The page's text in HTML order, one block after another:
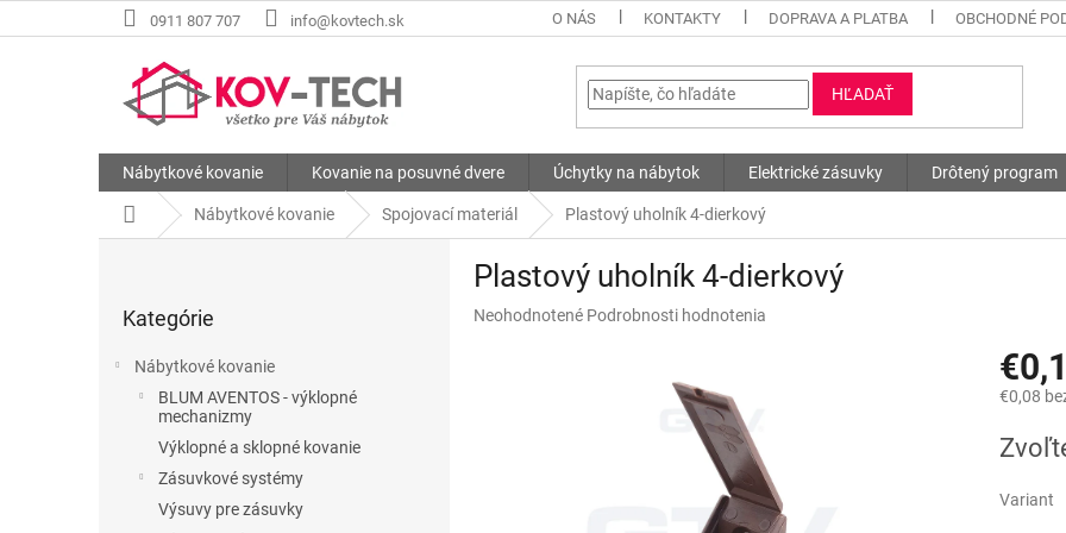
na
0911 807 707 info@kovtech.sk O NÁS KONTAKTY DOPRAVA A PLATBA OBCHODNÉ
HĽADAŤ
Nábytkové kovanie Kovanie na posuvné dvere Úchytky na nábytok Elektrické zásuvky Drôtený program
DomovNábytkové kovanie Spojovací materiál Plastový uholník 4-dierkový
kategórie
Kategórie
Nábytkové kovanie
BLUM AVENTOS - výklopné
mechanizmy
Výklopné a sklopné kovanie
Zásuvkové systémy
Výsuvy pre zásuvky
Plastový uholník 4-dierkový
Priemerné
Neohodnotené Podrobnosti hodnotenia
€0,08
cena:
Variant